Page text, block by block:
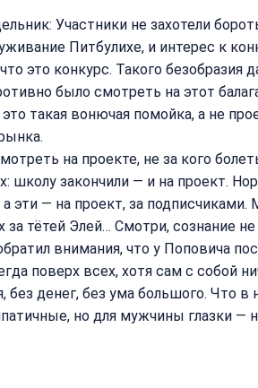
Участники не захотели
Питбулихе, и интерес к
это конкурс. Такого
было смотреть на этот
это такая вонючая помойка, а не
на проекте, не за кого
школу закончили — и на проект.
эти — на проект, за
за тётей Элей… Смотри, сознание
внимания, что у Поповича
поверх всех, хотя сам с собой
без денег, без ума большого. Что
но для мужчины глазки —